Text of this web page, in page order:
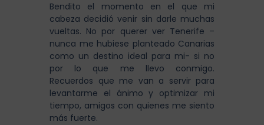
Bendito el momento en el que mi
cabeza decidió venir sin darle muchas
vueltas. No por querer ver Tenerife –
nunca me hubiese planteado Canarias
como un destino ideal para mi- si no
por lo que me llevo conmigo.
Recuerdos que me van a servir para
levantarme el ánimo y optimizar mi
tiempo, amigos con quienes me siento
más fuerte.